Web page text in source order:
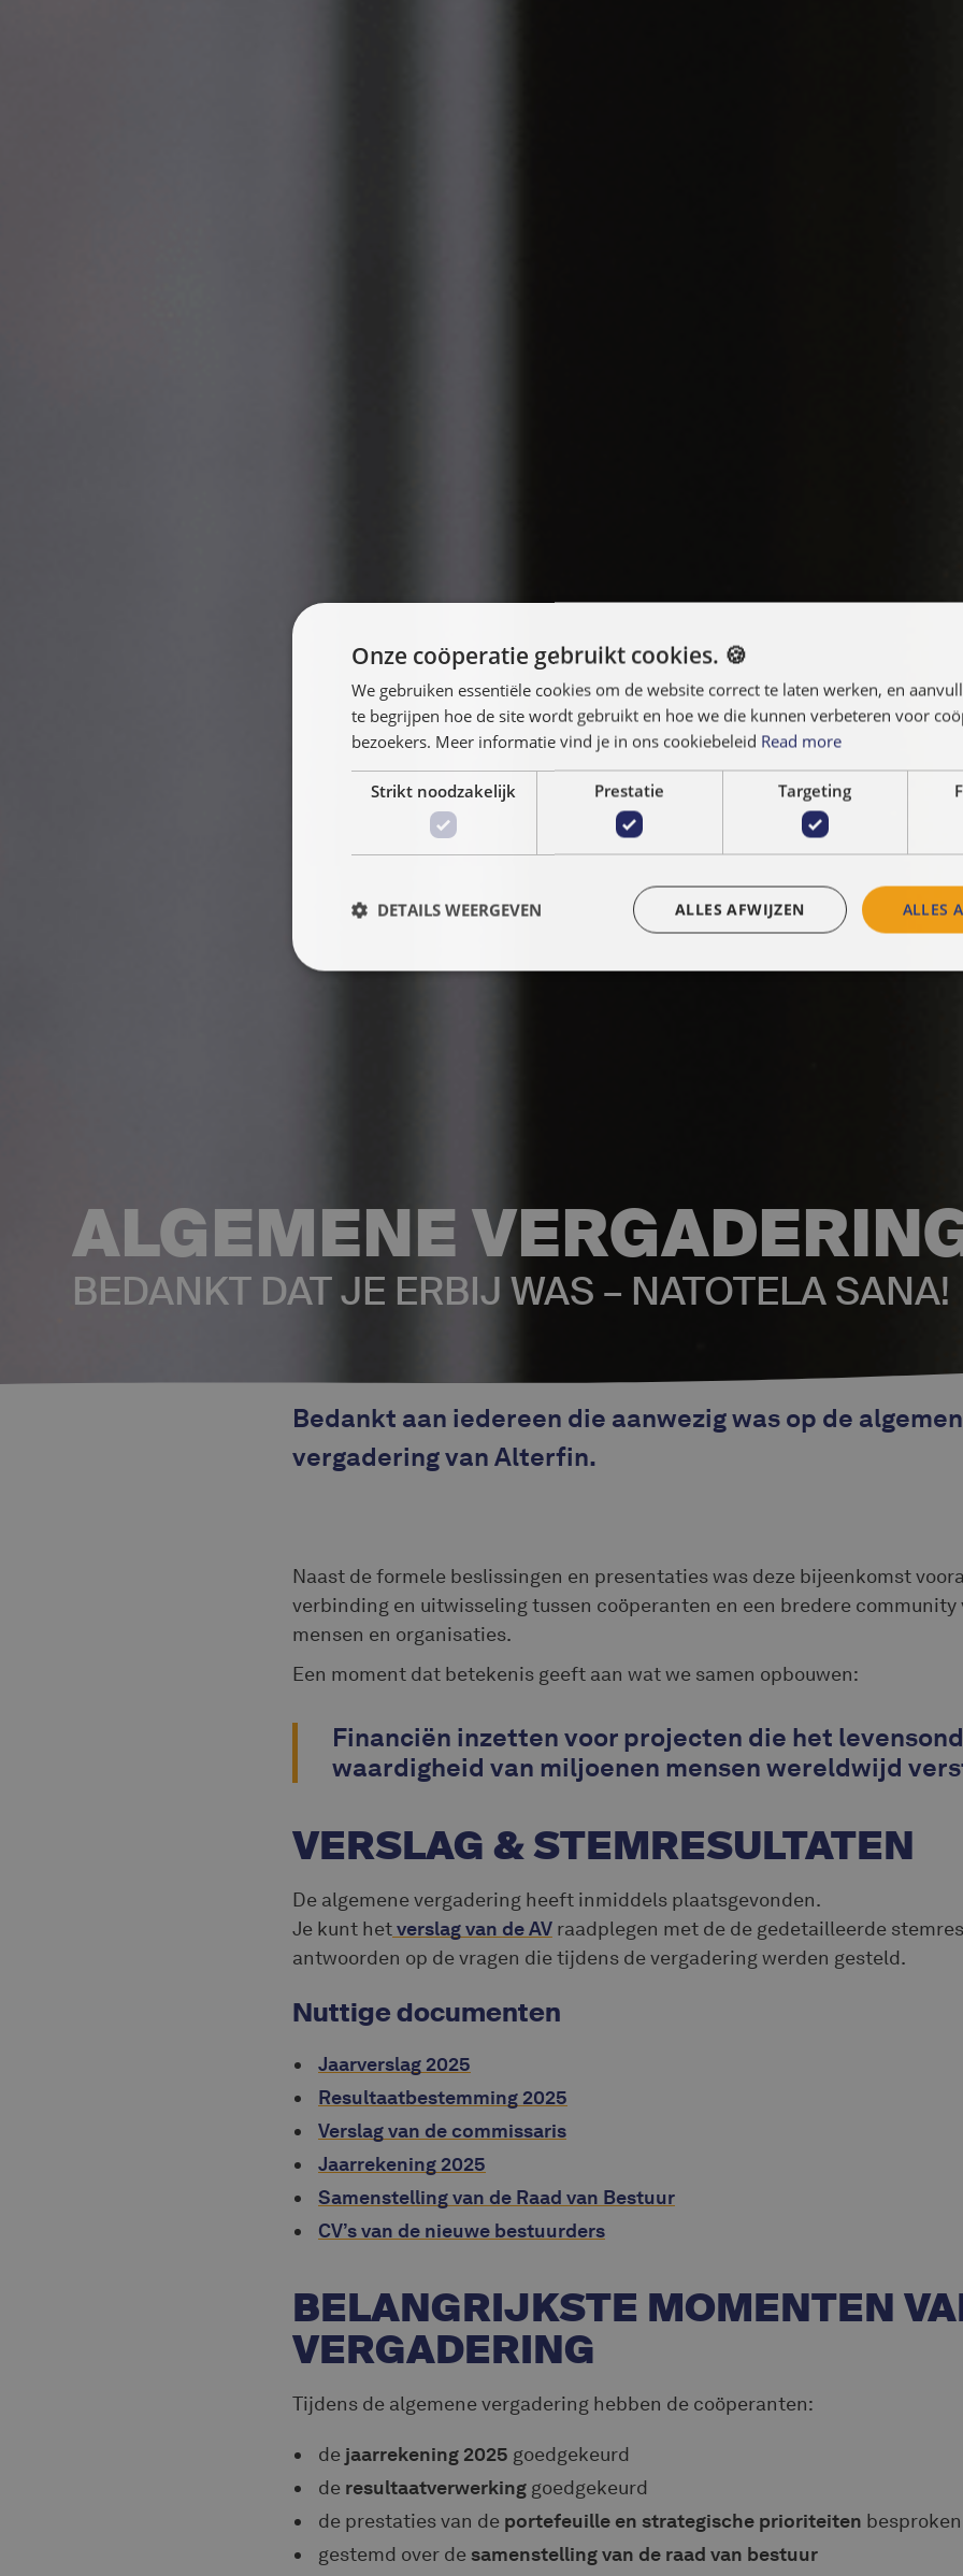
ALGEMENE
BEDANKT DAT JE ERBIJ WAS – NATOTELA
Bedankt aan iedereen die aanwezig was op de
vergadering van Alterfin.
Naast de formele beslissingen en presentaties was deze bijeenkomst
verbinding en uitwisseling tussen coöperanten en een bredere community
mensen en organisaties.
Een moment dat betekenis geeft aan wat we samen opbouwen:
Financiën inzetten voor projecten die het
waardigheid van miljoenen mensen wereldwijd
VERSLAG & STEMRESULTATEN
De algemene vergadering heeft inmiddels plaatsgevonden.
Je kunt hetverslag van de AV raadplegen met de de gedetailleerde
antwoorden op de vragen die tijdens de vergadering werden gesteld.
Nuttige documenten
Jaarverslag 2025
Resultaatbestemming 2025
Verslag van de commissaris
Jaarrekening 2025
Samenstelling van de Raad van Bestuur
CV’s van de nieuwe bestuurders
BELANGRIJKSTE MOMENTEN
VERGADERING
Tijdens de algemene vergadering hebben de coöperanten:
de jaarrekening 2025 goedgekeurd
de resultaatverwerking goedgekeurd
de prestaties van de portefeuille en strategische prioriteiten besproken
gestemd over desamenstelling van de raad van bestuur
Onze coöperatie gebruikt cookies. 🍪
We gebruiken essentiële cookies om de website correct te laten werken, en
te begrijpen hoe de site wordt gebruikt en hoe we die kunnen verbeteren voor
bezoekers. Meer informatie vind je in ons cookiebeleid Read more
Strikt noodzakelijk Prestatie Targeting
ALLES
ALLES AFWIJZEN
DETAILS WEERGEVEN